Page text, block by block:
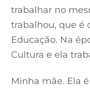
trabalhar no
trabalhou, que é
Educação. Na
Cultura e ela
Minha mãe. Ela